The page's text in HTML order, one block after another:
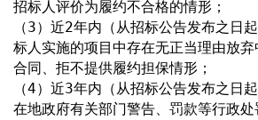
招标人评价为履约不合格的情形；
（3）近2年内（从招标公告发布之日
标人实施的项目中存在无正当理由放
合同、拒不提供履约担保情形；
（4）近3年内（从招标公告发布之日
在地政府有关部门警告、罚款等行政